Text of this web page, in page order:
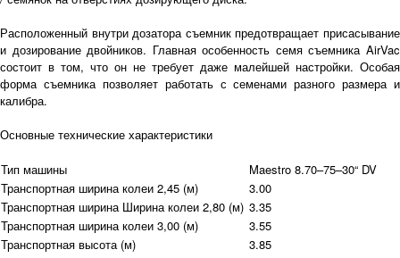
Расположенный внутри дозатора съемник предотвращает присасывание
и дозирование двойников. Главная особенность семя съемника AirVac
состоит в том, что он не требует даже малейшей настройки. Особая
форма съемника позволяет работать с семенами разного размера и
калибра.
Основные технические характеристики
Тип машины
Maestro 8.70–75–30“ DV
Транспортная ширина колеи 2,45 (м)
3.00
Транспортная ширина Ширина колеи 2,80 (м) 3.35
Транспортная ширина колеи 3,00 (м)
3.55
Транспортная высота (м)
3.85